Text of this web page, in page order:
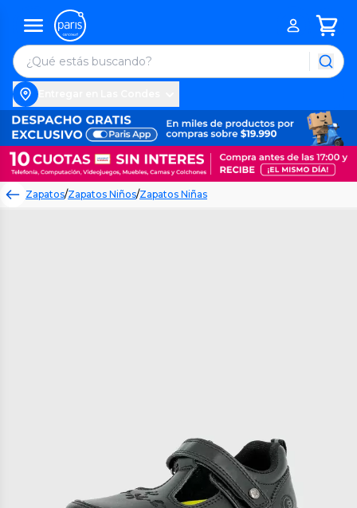
Zapatos/Zapatos Niños/Zapatos Niñas